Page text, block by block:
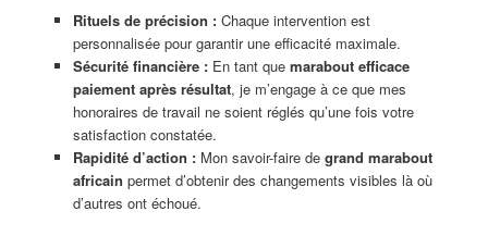
Rituels de précision :Chaque intervention est
personnalisée pour garantir une efficacité maximale.
Sécurité financière :En tant que marabout efficace
paiement après résultat, je m’engage à ce que mes
honoraires de travail ne soient réglés qu’une fois votre
satisfaction constatée.
Rapidité d’action :Mon savoir-faire de grand marabout
africain permet d’obtenir des changements visibles là où
d’autres ont échoué.